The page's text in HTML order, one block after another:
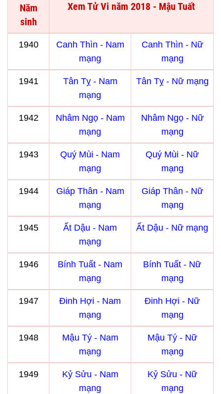
Năm
sinh
Xem Tử Vi năm 2018 - Mậu Tuất
1940
Canh Thìn - Nam
mạng
Canh Thìn - Nữ
mạng
1941
Tân Tỵ - Nam
mạng
Tân Tỵ - Nữ mạng
1942
Nhâm Ngọ - Nam
mạng
Nhâm Ngọ - Nữ
mạng
1943
Quý Mùi - Nam
mạng
Quý Mùi - Nữ
mạng
1944
Giáp Thân - Nam
mạng
Giáp Thân - Nữ
mạng
1945
Ất Dậu - Nam
mạng
Ất Dậu - Nữ mạng
1946
Bính Tuất - Nam
mạng
Bính Tuất - Nữ
mạng
1947
Đinh Hợi - Nam
mạng
Đinh Hợi - Nữ
mạng
1948
Mậu Tý - Nam
mạng
Mậu Tý - Nữ
mạng
1949
Kỷ Sửu - Nam
mạng
Kỷ Sửu - Nữ
mạng